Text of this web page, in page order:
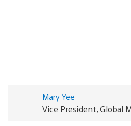
Mary Yee
Vice President, Global